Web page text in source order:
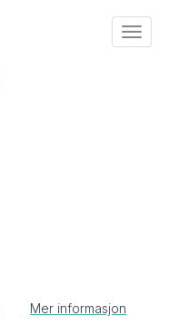
Vis
meny
Mer informasjon